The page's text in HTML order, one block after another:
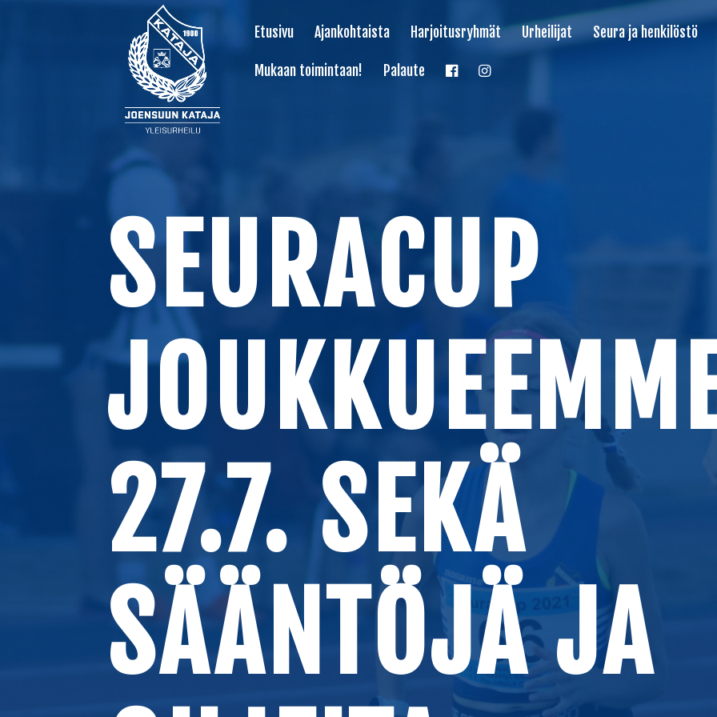
Etusivu Ajankohtaista Harjoitusryhmät Urheilijat Seura ja henkilöstö
Mukaan toimintaan! Palaute
SEURACUP
27.7. SEKÄ
SÄÄNTÖJÄ JA